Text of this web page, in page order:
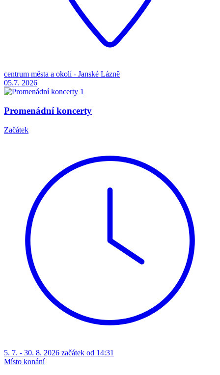
centrum města a okolí - Janské Lázně
05.7. 2026
Promenádní koncerty
Začátek
5. 7. - 30. 8. 2026 začátek od 14:31
Místo konání